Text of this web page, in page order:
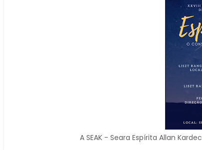
A SEAK - Seara Espírita Allan